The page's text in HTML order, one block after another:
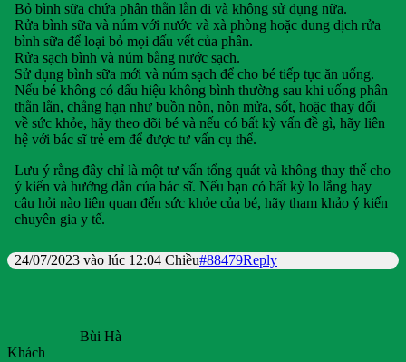
Bỏ bình sữa chứa phân thằn lằn đi và không sử dụng nữa.
Rửa bình sữa và núm với nước và xà phòng hoặc dung dịch rửa
bình sữa để loại bỏ mọi dấu vết của phân.
Rửa sạch bình và núm bằng nước sạch.
Sử dụng bình sữa mới và núm sạch để cho bé tiếp tục ăn uống.
Nếu bé không có dấu hiệu không bình thường sau khi uống phân
thằn lằn, chẳng hạn như buồn nôn, nôn mửa, sốt, hoặc thay đổi
về sức khỏe, hãy theo dõi bé và nếu có bất kỳ vấn đề gì, hãy liên
hệ với bác sĩ trẻ em để được tư vấn cụ thể.
Lưu ý rằng đây chỉ là một tư vấn tổng quát và không thay thế cho
ý kiến và hướng dẫn của bác sĩ. Nếu bạn có bất kỳ lo lắng hay
câu hỏi nào liên quan đến sức khỏe của bé, hãy tham khảo ý kiến
chuyên gia y tế.
24/07/2023 vào lúc 12:04 Chiều#88479Reply
Bùi Hà
Khách